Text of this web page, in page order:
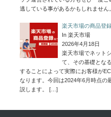
逃している事があるかもしれません。
楽天市場の商品登
In 楽天市場
2026年4月18日
楽天市場でネット
て、その基礎とな
することによって実際にお客様が
なります。今回は2024年6月時点の
説します。
[…]